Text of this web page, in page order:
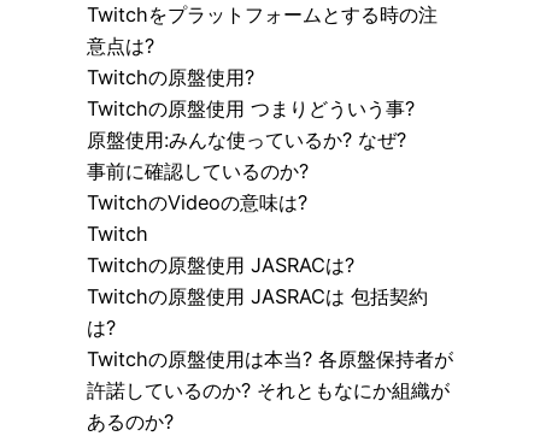
Twitchをプラットフォームとする時の注
意点は?
Twitchの原盤使用?
Twitchの原盤使用 つまりどういう事?
原盤使用:みんな使っているか? なぜ?
事前に確認しているのか?
TwitchのVideoの意味は?
Twitch
Twitchの原盤使用 JASRACは?
Twitchの原盤使用 JASRACは 包括契約
は?
Twitchの原盤使用は本当? 各原盤保持者が
許諾しているのか? それともなにか組織が
あるのか?